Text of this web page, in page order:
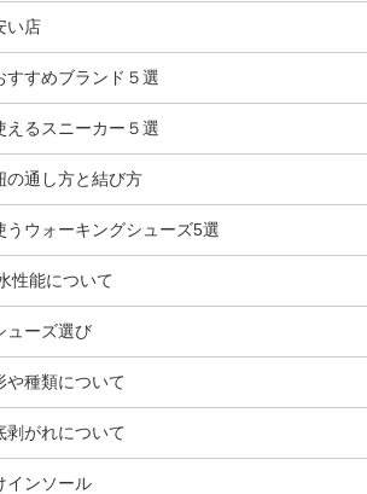
い店
すめブランド５選
えるスニーカー５選
の通し方と結び方
うウォーキングシューズ5選
性能について
ューズ選び
や種類について
剥がれについて
インソール